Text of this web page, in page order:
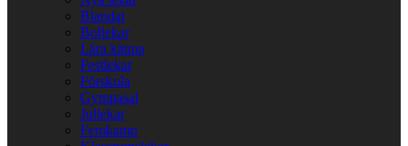
Blandat
Bollekar
Lära känna
Festlekar
Förskola
Gympasal
Jullekar
Femkamp